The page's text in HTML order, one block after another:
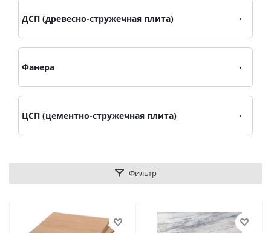
ДСП (древесно-стружечная плита)
Фанера
ЦСП (цементно-стружечная плита)
Фильтр